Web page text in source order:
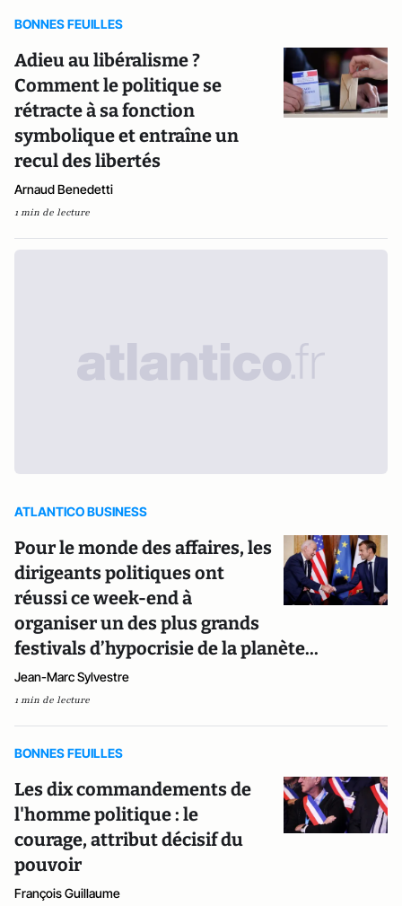
BONNES FEUILLES
Adieu au libéralisme ?
Comment le politique se
rétracte à sa fonction
symbolique et entraîne un
recul des libertés
Arnaud Benedetti
1 min de lecture
ATLANTICO BUSINESS
Pour le monde des affaires, les
dirigeants politiques ont
réussi ce week-end à
organiser un des plus grands
festivals d’hypocrisie de la planète...
Jean-Marc Sylvestre
1 min de lecture
BONNES FEUILLES
Les dix commandements de
l'homme politique : le
courage, attribut décisif du
pouvoir
François Guillaume